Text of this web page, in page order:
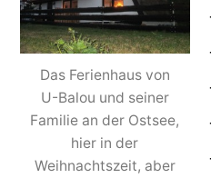
Das Ferienhaus von
U-Balou und seiner
Familie an der Ostsee,
hier in der
Weihnachtszeit, aber